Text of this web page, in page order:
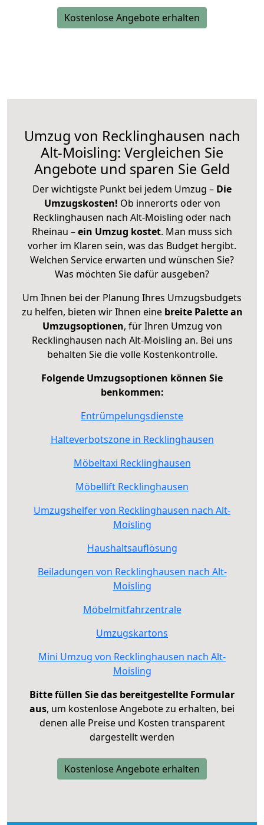
Kostenlose Angebote erhalten
Umzug von Recklinghausen nach
Alt-Moisling: Vergleichen Sie
Angebote und sparen Sie Geld
Der wichtigste Punkt bei jedem Umzug – Die
Umzugskosten! Ob innerorts oder von
Recklinghausen nach Alt-Moisling oder nach
Rheinau –ein Umzug kostet. Man muss sich
vorher im Klaren sein, was das Budget hergibt.
Welchen Service erwarten und wünschen Sie?
Was möchten Sie dafür ausgeben?
Um Ihnen bei der Planung Ihres Umzugsbudgets
zu helfen, bieten wir Ihnen eine breite Palette an
Umzugsoptionen, für Ihren Umzug von
Recklinghausen nach Alt-Moisling an. Bei uns
behalten Sie die volle Kostenkontrolle.
Folgende Umzugsoptionen können Sie
benkommen:
Entrümpelungsdienste
Halteverbotszone in Recklinghausen
Möbeltaxi Recklinghausen
Möbellift Recklinghausen
Umzugshelfer von Recklinghausen nach Alt-
Moisling
Haushaltsauflösung
Beiladungen von Recklinghausen nach Alt-
Moisling
Möbelmitfahrzentrale
Umzugskartons
Mini Umzug von Recklinghausen nach Alt-
Moisling
Bitte füllen Sie das bereitgestellte Formular
aus, um kostenlose Angebote zu erhalten, bei
denen alle Preise und Kosten transparent
dargestellt werden
Kostenlose Angebote erhalten